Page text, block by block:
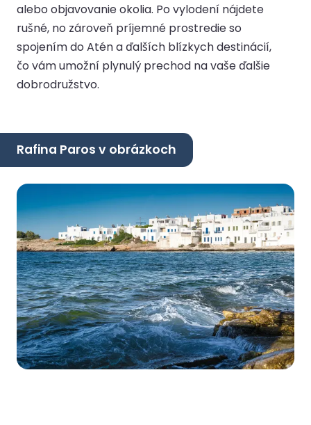
alebo objavovanie okolia. Po vylodení nájdete
rušné, no zároveň príjemné prostredie so
spojením do Atén a ďalších blízkych destinácií,
čo vám umožní plynulý prechod na vaše ďalšie
dobrodružstvo.
Rafina Paros v obrázkoch